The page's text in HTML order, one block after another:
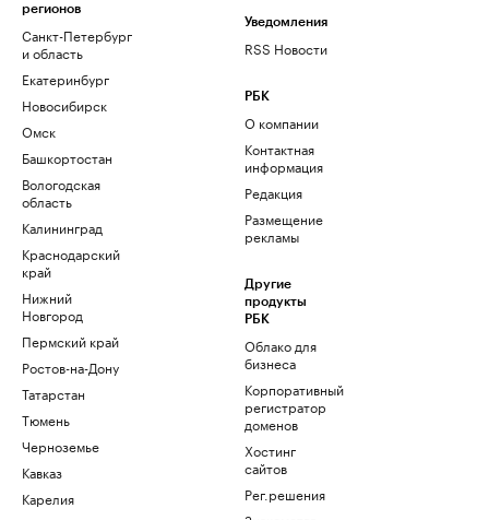
регионов
Санкт-Петербург
и область
Екатеринбург
Новосибирск
Омск
Башкортостан
Вологодская
область
Калининград
Краснодарский
край
Нижний
Новгород
Пермский край
Ростов-на-Дону
Татарстан
Тюмень
Черноземье
Кавказ
Карелия
Уведомления
RSS Новости
РБК
О компании
Контактная
информация
Редакция
Размещение
рекламы
Другие
продукты
РБК
Облако для
бизнеса
Корпоративный
регистратор
доменов
Хостинг
сайтов
Рег.решения